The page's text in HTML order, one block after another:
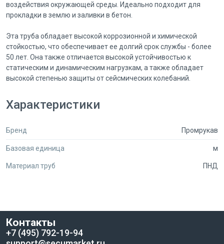
воздействия окружающей среды. Идеально подходит для
прокладки в землю и заливки в бетон.
Эта труба обладает высокой коррозионной и химической
стойкостью, что обеспечивает ее долгий срок службы - более
50 лет. Она также отличается высокой устойчивостью к
статическим и динамическим нагрузкам, а также обладает
высокой степенью защиты от сейсмических колебаний.
Преимуществом данной трубы является легкость монтажа
благодаря малому весу и большой длине бухт. Вы можете быть
который обеспечит надежную защиту для ваших проводов и
Характеристики
Бренд Промрукав
Базовая единица м
Материал труб ПНД
Контакты
+7 (495) 792-19-94